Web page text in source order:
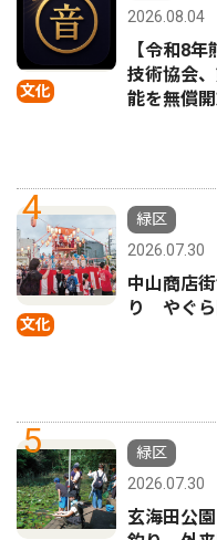
文化
2026.08.04
【令和8
技術協会
能を無償
4
文化
緑区
2026.07.30
中山商店
り やぐら
5
緑区
2026.07.30
玄海田公